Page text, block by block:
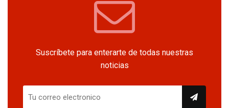
Suscríbete para enterarte de todas nuestras
noticias